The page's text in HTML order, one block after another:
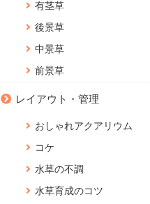
有茎草
後景草
中景草
前景草
レイアウト・管理
おしゃれアクアリウム
コケ
水草の不調
水草育成のコツ